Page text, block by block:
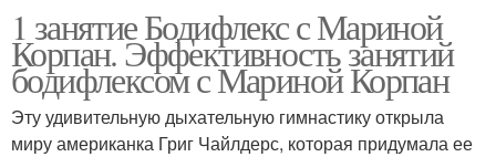
1 занятие Бодифлекс с Мариной
Корпан. Эффективность занятий
бодифлексом с Мариной Корпан
Эту удивительную дыхательную гимнастику открыла
миру американка Григ Чайлдерс, которая придумала ее